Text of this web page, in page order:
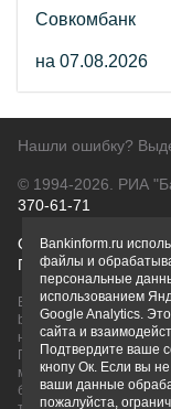
Совкомбанк
на 07.08.2026
Нашли ошибку?
© 1994-2026. РИА
370-61-71
О проектеПолитика
Правовая
Вся информация о
bankinform.ru, носит
не является
ГК РФ. Информация не
может быть изменена.
банков или при
Bankinform.ru
файлы и
персональные
использованием
Google Analytics.
сайта и
Подтвердите ваше
кнопу Ок. Если вы
ваши данные
пожалуйста,